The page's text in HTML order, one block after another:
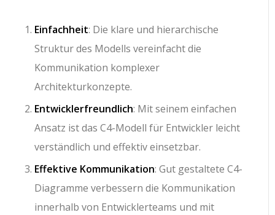
Einfachheit: Die klare und hierarchische
Struktur des Modells vereinfacht die
Kommunikation komplexer
Architekturkonzepte.
Entwicklerfreundlich: Mit seinem einfachen
Ansatz ist das C4-Modell für Entwickler leicht
verständlich und effektiv einsetzbar.
Effektive Kommunikation: Gut gestaltete C4-
Diagramme verbessern die Kommunikation
innerhalb von Entwicklerteams und mit